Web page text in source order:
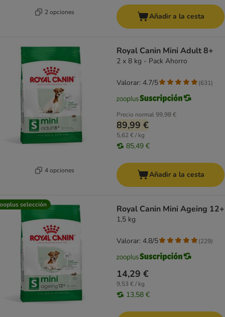
2 opciones Añadir a la cesta
4 opciones
Royal Canin Mini Adult 8+
2 x 8 kg - Pack Ahorro
Precio normal99,98 €
89,99 €
5,62 € / kg
85,49 €
Valorar: 4.7/5 (631)
Añadir a la cesta
selección Royal Canin Mini Ageing 12+
1,5 kg
14,29 €
9,53 € / kg
13,58 €
Valorar: 4.8/5 (229)